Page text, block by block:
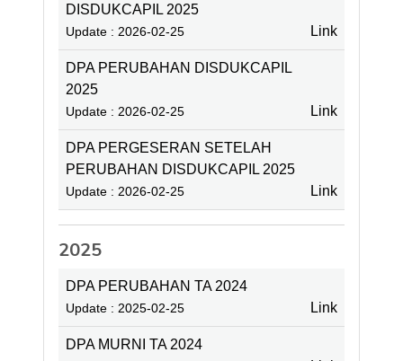
DISDUKCAPIL 2025
Update : 2026-02-25 Link
DPA PERUBAHAN DISDUKCAPIL
2025
Update : 2026-02-25 Link
DPA PERGESERAN SETELAH
PERUBAHAN DISDUKCAPIL 2025
Update : 2026-02-25 Link
2025
DPA PERUBAHAN TA 2024
Update : 2025-02-25 Link
DPA MURNI TA 2024